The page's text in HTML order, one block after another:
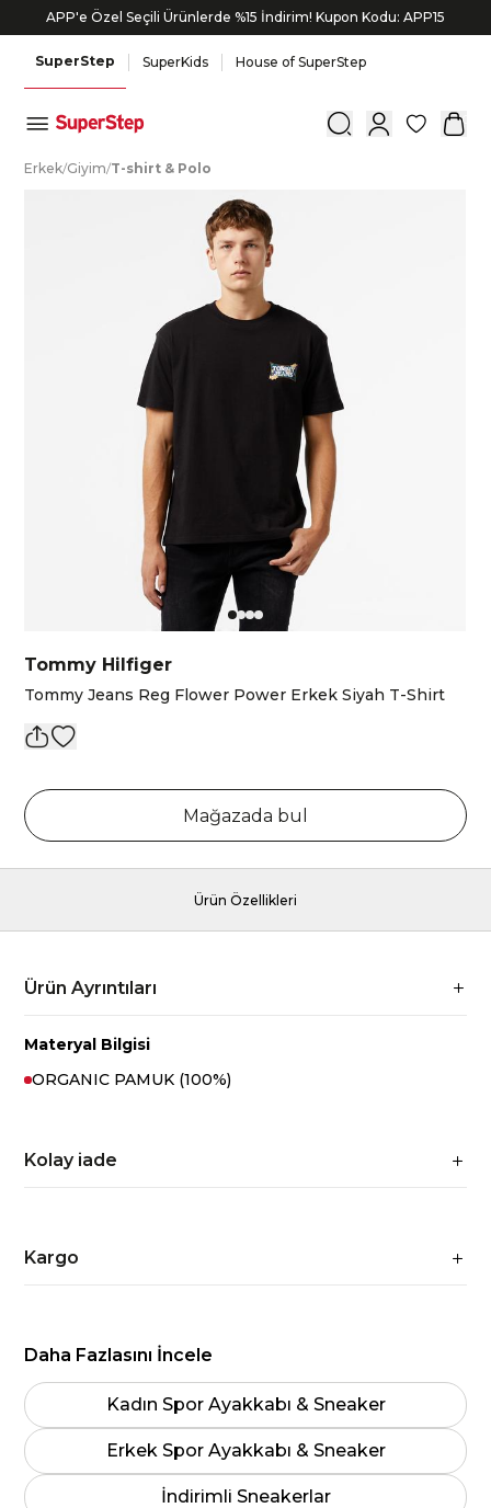
APP'e Özel Seçili Ürünlerde %15 İndirim! Kupon Kodu: APP15
SuperStep SuperKids House of SuperStep
0
Erkek/Giyim/T-shirt & Polo
Tommy Hilfiger
Tommy Jeans Reg Flower Power Erkek Siyah T-Shirt
Mağazada bul
Ürün Özellikleri
Ürün Ayrıntıları
Materyal Bilgisi
ORGANIC PAMUK (100%)
Kolay iade
Kargo
Daha Fazlasını İncele
Kadın Spor Ayakkabı & Sneaker
Erkek Spor Ayakkabı & Sneaker
İndirimli Sneakerlar